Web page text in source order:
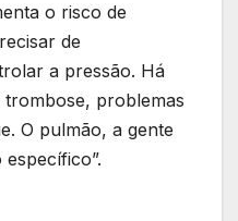
o risco de
de
a pressão. Há
problemas
O pulmão, a gente